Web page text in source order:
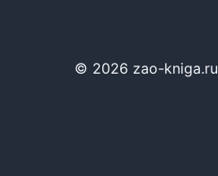
© 2026 zao-kniga.ru